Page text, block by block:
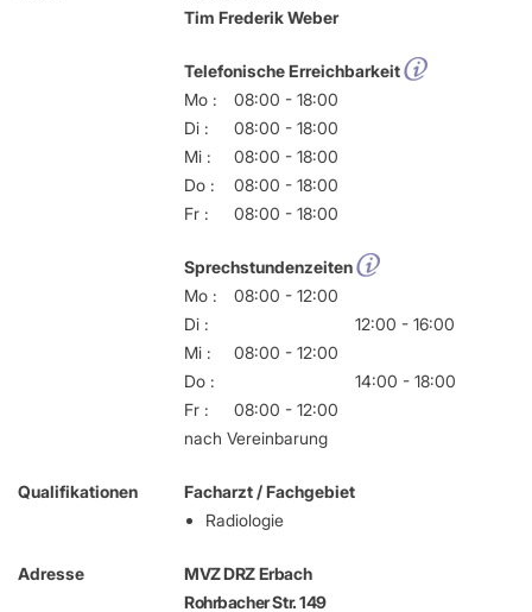
Tim Frederik Weber
Telefonische Erreichbarkeit
Mo :
08:00 - 18:00
Di :
08:00 - 18:00
Mi :
08:00 - 18:00
Do :
08:00 - 18:00
Fr :
08:00 - 18:00
Sprechstundenzeiten
Mo :
08:00 - 12:00
Di :
12:00 - 16:00
Mi :
08:00 - 12:00
Do :
14:00 - 18:00
Fr :
08:00 - 12:00
nach Vereinbarung
Qualifikationen
Facharzt / Fachgebiet
Radiologie
Adresse
MVZ DRZ Erbach
Rohrbacher Str. 149